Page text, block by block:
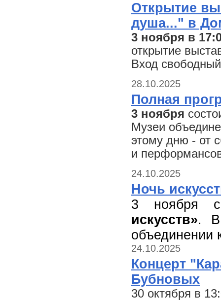
Открытие
душа..." в
3 ноября в
открытие
Вход
28.10.2025
Полная
3 ноября
Музеи
этому дню - от
и
24.10.2025
Ночь
3 ноября
искусств». В
объединении
24.10.2025
Концерт
Бубновых
30 октября в